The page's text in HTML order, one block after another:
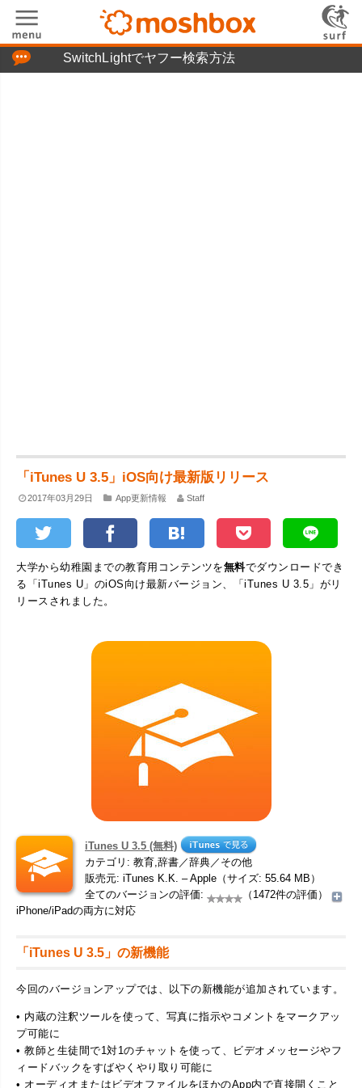
SwitchLightでヤフー検索方法
「iTunes U 3.5」iOS向け最新版リリース
2017年03月29日 App更新情報 Staff
大学から幼稚園までの教育用コンテンツを無料でダウンロードでき
る「iTunes U」のiOS向け最新バージョン、「iTunes U 3.5」がリ
リースされました。
iTunes U 3.5 (無料)
カテゴリ: 教育,辞書／辞典／その他
販売元: iTunes K.K. – Apple（サイズ: 55.64 MB）
全てのバージョンの評価:
（1472件の評価）
iPhone/iPadの両方に対応
「iTunes U 3.5」の新機能
今回のバージョンアップでは、以下の新機能が追加されています。
• 内蔵の注釈ツールを使って、写真に指示やコメントをマークアッ
プ可能に
• 教師と生徒間で1対1のチャットを使って、ビデオメッセージやフ
ィードバックをすばやくやり取り可能に
• オーディオまたはビデオファイルをほかのApp内で直接開くこと
「つぶやき」の使い方